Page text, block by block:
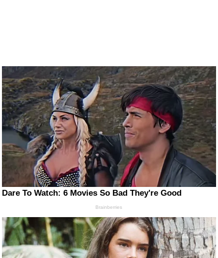
Dare To Watch: 6 Movies So Bad They're Good
Brainberries